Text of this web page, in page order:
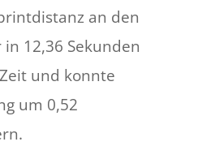
an den
12,36 Sekunden
und konnte
um 0,52